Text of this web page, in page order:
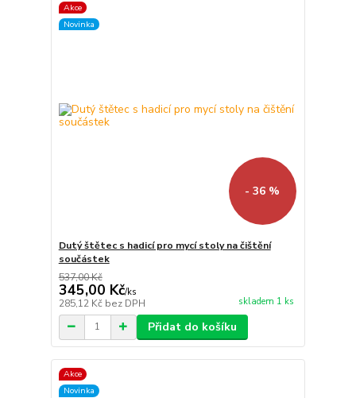
Akce
Novinka
- 36 %
Dutý štětec s hadicí pro mycí stoly na čištění
součástek
537,00 Kč
345,00 Kč/ks
285,12 Kč bez DPH skladem 1 ks
Přidat do košíku
Akce
Novinka